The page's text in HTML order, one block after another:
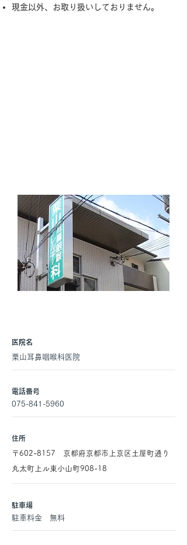
​現金以外、お取り扱いしておりません。
医院名
栗山耳鼻咽喉科医院
電話番号
075-841-5960
住所
〒602-8157 京都府京都市上京区土屋町通り
丸太町上ル東小山町908-18
駐車場
駐車料金 無料